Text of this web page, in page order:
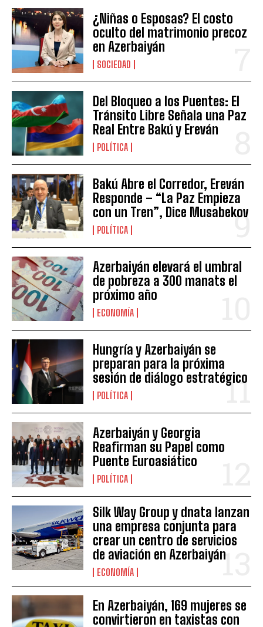
¿Niñas o Esposas? El costo
oculto del matrimonio precoz
en Azerbaiyán
SOCIEDAD
Del Bloqueo a los Puentes: El
Tránsito Libre Señala una Paz
Real Entre Bakú y Ereván
POLÍTICA
Bakú Abre el Corredor, Ereván
Responde – “La Paz Empieza
con un Tren”, Dice Musabekov
POLÍTICA
Azerbaiyán elevará el umbral
de pobreza a 300 manats el
próximo año
ECONOMÍA
Hungría y Azerbaiyán se
preparan para la próxima
sesión de diálogo estratégico
POLÍTICA
Azerbaiyán y Georgia
Reafirman su Papel como
Puente Euroasiático
POLÍTICA
Silk Way Group y dnata lanzan
una empresa conjunta para
crear un centro de servicios
de aviación en Azerbaiyán
ECONOMÍA
En Azerbaiyán, 169 mujeres se
convirtieron en taxistas con